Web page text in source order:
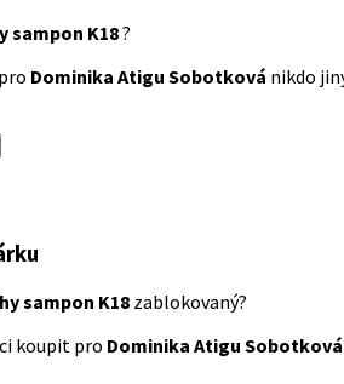
sampon K18?
Dominika Atigu Sobotková nikdo
sampon K18 zablokovaný?
koupit pro Dominika Atigu Sobotková